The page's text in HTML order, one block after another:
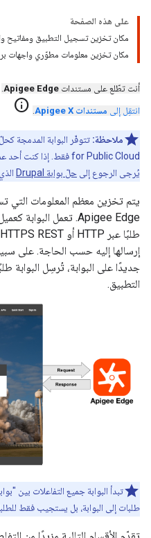
على هذه الصفحة
مكان تخزين تسجيل التطبيق ومفاتيح
مكان تخزين معلومات مطوّري واجهات
أنت تطّلع على مستندات Apigee Edge
.
انتقِل إلى مستندات Apigee X .
info
ملاحظة:
يُرجى الرجوع إلى حلّ بوابة Drupal
يتم تخزين معظم المعلومات التي
إرسالها إليه حسب الحاجة. على
التطبيق.
طلبات إلى البوابة، بل يستجيب فقط